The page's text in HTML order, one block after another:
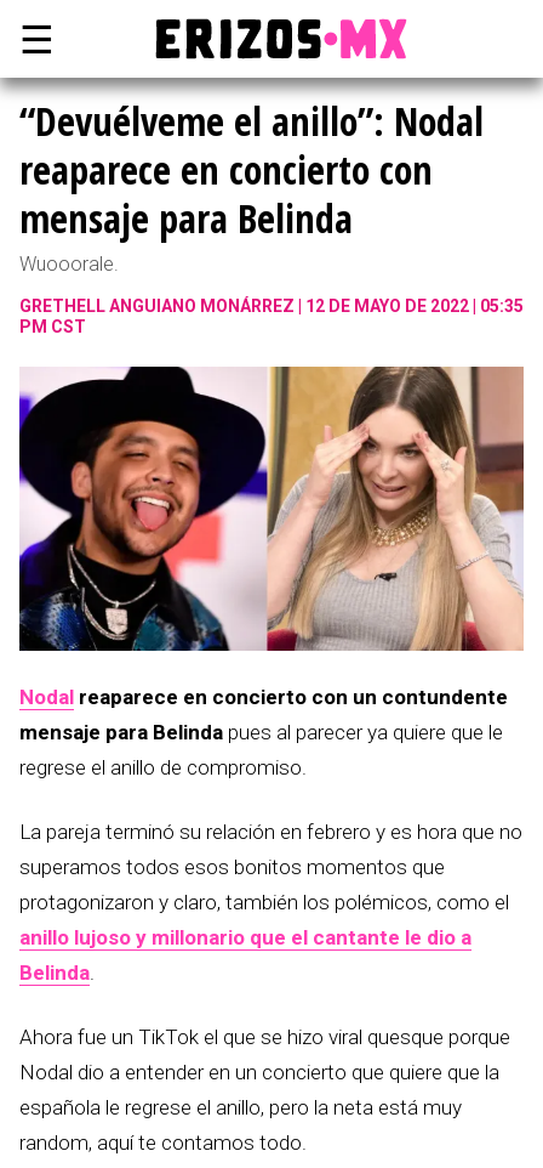
☰
“Devuélveme el anillo”: Nodal
reaparece en concierto con
mensaje para Belinda
Wuooorale.
GRETHELL ANGUIANO MONÁRREZ
12 DE MAYO DE 2022 | 05:35
PM CST
Nodal reaparece en concierto con un contundente
mensaje para Belinda pues al parecer ya quiere que le
regrese el anillo de compromiso.
La pareja terminó su relación en febrero y es hora que no
superamos todos esos bonitos momentos que
protagonizaron y claro, también los polémicos, como el
anillo lujoso y millonario que el cantante le dio a
Belinda.
Ahora fue un TikTok el que se hizo viral quesque porque
Nodal dio a entender en un concierto que quiere que la
española le regrese el anillo, pero la neta está muy
random, aquí te contamos todo.